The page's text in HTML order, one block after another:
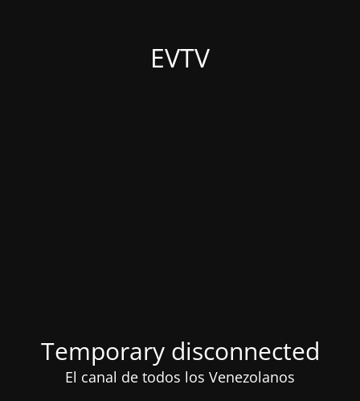
EVTV
Temporary disconnected
El canal de todos los Venezolanos